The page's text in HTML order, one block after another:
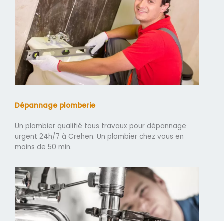
Dépannage plomberie
Un plombier qualifié tous travaux pour dépannage
urgent 24h/7 à Crehen. Un plombier chez vous en
moins de 50 min.